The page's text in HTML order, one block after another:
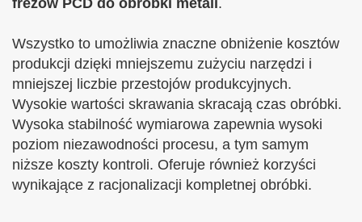
frezów PCD do obróbki metali.
Wszystko to umożliwia znaczne obniżenie kosztów
produkcji dzięki mniejszemu zużyciu narzędzi i
mniejszej liczbie przestojów produkcyjnych.
Wysokie wartości skrawania skracają czas obróbki.
Wysoka stabilność wymiarowa zapewnia wysoki
poziom niezawodności procesu, a tym samym
niższe koszty kontroli. Oferuje również korzyści
wynikające z racjonalizacji kompletnej obróbki.